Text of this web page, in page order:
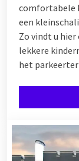
comfortabele
een
Zo vindt u
lekkere
het